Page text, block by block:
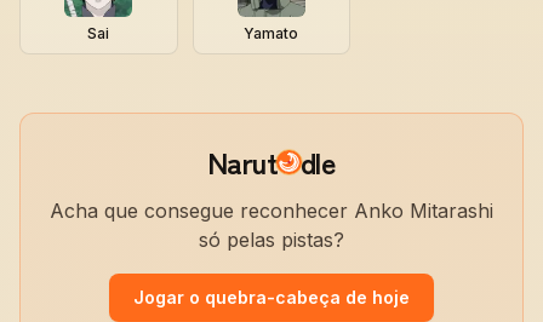
Sai Yamato
Narut dle
Acha que consegue reconhecer Anko Mitarashi
só pelas pistas?
Jogar o quebra-cabeça de hoje